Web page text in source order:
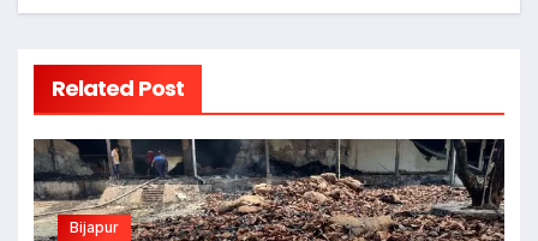
Related Post
Bijapur